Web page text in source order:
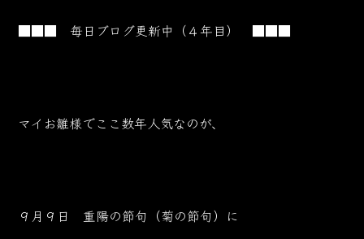
■■■ 毎日ブログ更新中（４年目） ■■■
マイお雛様でここ数年人気なのが、
９月９日 重陽の節句（菊の節句）に